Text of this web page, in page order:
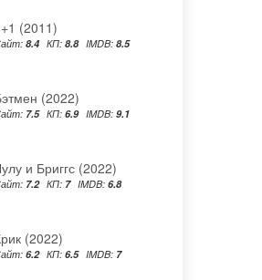
(2011)
8.4 КП: 8.8 IMDB: 8.5
(2022)
7.5 КП: 6.9 IMDB: 9.1
и Бриггс (2022)
7.2 КП: 7 IMDB: 6.8
(2022)
6.2 КП: 6.5 IMDB: 7